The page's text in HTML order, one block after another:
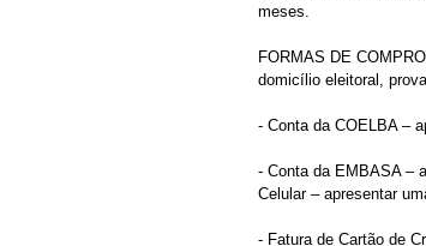
meses.
FORMAS DE
domicílio eleitoral,
- Conta da COELBA –
- Conta da EMBASA –
Celular – apresentar
- Fatura de Cartão de